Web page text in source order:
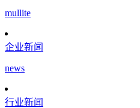
mullite
企业新闻
news
行业新闻